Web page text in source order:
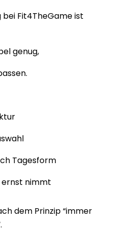
Fit4TheGame ist
genug,
Tagesform
ernst nimmt
dem Prinzip “immer